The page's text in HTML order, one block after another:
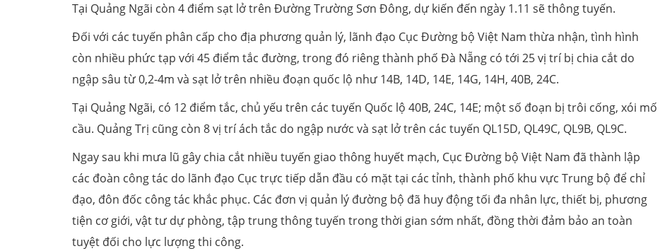
Tại Quảng Ngãi còn 4 điểm sạt lở trên Đường Trường Sơn Đông, dự kiến đến ngày 1.11 sẽ thông tuyến.
Đối với các tuyến phân cấp cho địa phương quản lý, lãnh đạo Cục Đường bộ Việt Nam thừa nhận, tình hình
còn nhiều phức tạp với 45 điểm tắc đường, trong đó riêng thành phố Đà Nẵng có tới 25 vị trí bị chia cắt do
ngập sâu từ 0,2-4m và sạt lở trên nhiều đoạn quốc lộ như 14B, 14D, 14E, 14G, 14H, 40B, 24C.
Tại Quảng Ngãi, có 12 điểm tắc, chủ yếu trên các tuyến Quốc lộ 40B, 24C, 14E; một số đoạn bị trôi cống, xói mố
cầu. Quảng Trị cũng còn 8 vị trí ách tắc do ngập nước và sạt lở trên các tuyến QL15D, QL49C, QL9B, QL9C.
Ngay sau khi mưa lũ gây chia cắt nhiều tuyến giao thông huyết mạch, Cục Đường bộ Việt Nam đã thành lập
các đoàn công tác do lãnh đạo Cục trực tiếp dẫn đầu có mặt tại các tỉnh, thành phố khu vực Trung bộ để chỉ
đạo, đôn đốc công tác khắc phục. Các đơn vị quản lý đường bộ đã huy động tối đa nhân lực, thiết bị, phương
tiện cơ giới, vật tư dự phòng, tập trung thông tuyến trong thời gian sớm nhất, đồng thời đảm bảo an toàn
tuyệt đối cho lực lượng thi công.